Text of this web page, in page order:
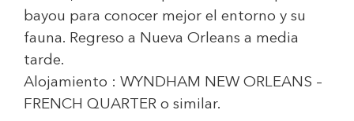
bayou para conocer mejor el entorno y su
fauna. Regreso a Nueva Orleans a media
tarde.
Alojamiento : WYNDHAM NEW ORLEANS –
FRENCH QUARTER o similar.